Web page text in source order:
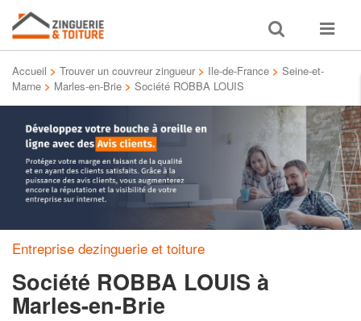
Toggle
search
Toggle
Accueil > Trouver un couvreur zingueur > Ile-de-France > Seine-et-
Marne > Marles-en-Brie > Société ROBBA LOUIS
Entreprise dezinguerie et toiture
Société ROBBA LOUIS à
Marles-en-Brie